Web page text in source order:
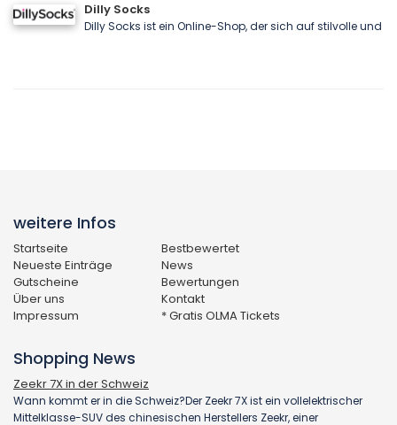
Dilly Socks
Dilly Socks ist ein Online-Shop, der sich auf stilvolle und
weitere Infos
Startseite
Bestbewertet
Neueste Einträge
News
Gutscheine
Bewertungen
Über uns
Kontakt
Impressum
* Gratis OLMA Tickets
Shopping News
Zeekr 7X in der Schweiz
Wann kommt er in die Schweiz?Der Zeekr 7X ist ein vollelektrischer
Mittelklasse-SUV des chinesischen Herstellers Zeekr, einer